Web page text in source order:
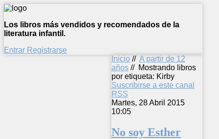
Los libros más vendidos y recomendados de la
literatura infantil.
Entrar Registrarse
Inicio // A partir de 12
años // Mostrando libros
por etiqueta: Kirby
Suscribirse a este canal
RSS
Martes, 28 Abril 2015
10:05
No soy Esther